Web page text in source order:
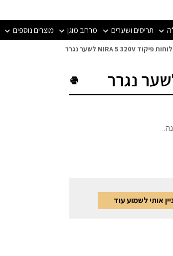
תריסים ושערים מרחב מוגן מוצרים נוספים
לוחות פיקוד MIRA 5 320V לשער נגרר
אותי לשמוע עוד